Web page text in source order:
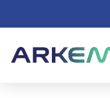
Aller à la